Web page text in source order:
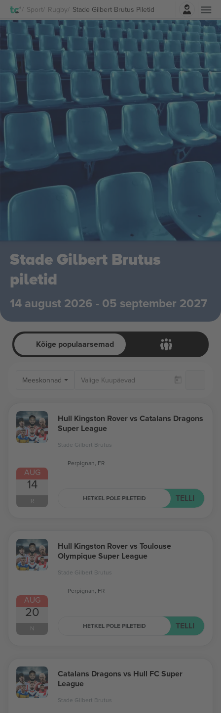
Sport Rugby Stade Gilbert Brutus Piletid
Logi sisse
Stade Gilbert Brutus
piletid
14 august 2026 - 05 september 2027
Kõige populaarsemad
Meeskonnad
AUG
14
R
Hull Kingston Rover vs Catalans Dragons
Super League
Stade Gilbert Brutus
Perpignan, FR
HETKEL POLE PILETEID TELLI
AUG
20
N
Hull Kingston Rover vs Toulouse
Olympique Super League
Stade Gilbert Brutus
Perpignan, FR
HETKEL POLE PILETEID TELLI
Catalans Dragons vs Hull FC Super
League
Stade Gilbert Brutus